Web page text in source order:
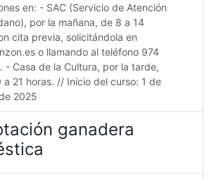
en: - SAC (Servicio de Atención
por la mañana, de 8 a 14
cita previa, solicitándola en
o llamando al teléfono 974
- Casa de la Cultura, por la tarde,
a 21 horas. // Inicio del curso: 1 de
2025
ganadera